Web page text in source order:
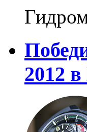
2012